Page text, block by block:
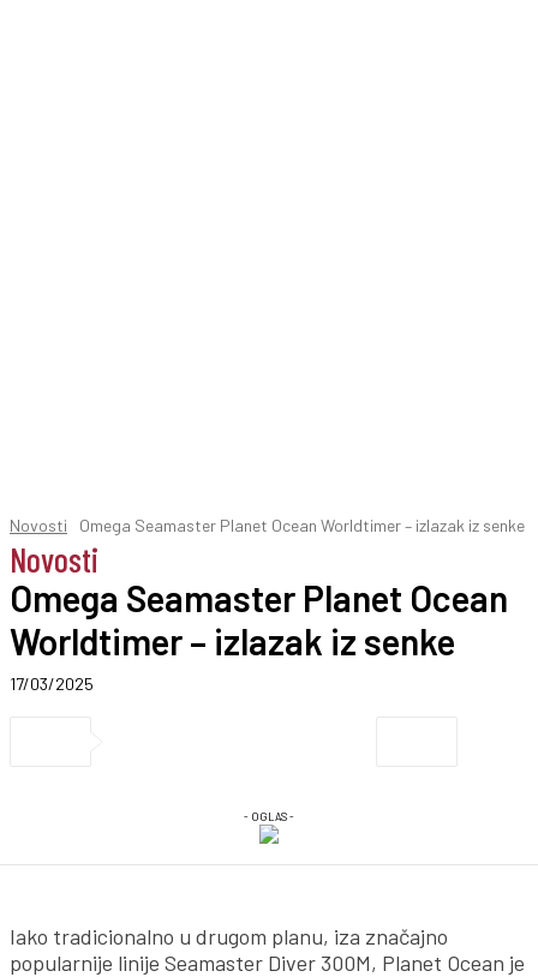
Novosti Omega Seamaster Planet Ocean Worldtimer – izlazak iz senke
Novosti
Omega Seamaster Planet Ocean
Worldtimer – izlazak iz senke
17/03/2025
- OGLAS -
Iako tradicionalno u drugom planu, iza značajno
popularnije linije Seamaster Diver 300M, Planet Ocean je